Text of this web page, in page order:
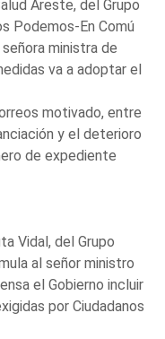
Areste, del Grupo
Podemos-En Comú
ministra de
va a adoptar el
motivado, entre
y el deterioro
de expediente
Vidal, del Grupo
al señor ministro
el Gobierno incluir
por Ciudadanos